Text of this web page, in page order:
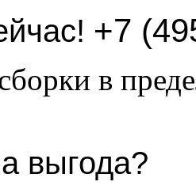
+7
в
выгода?